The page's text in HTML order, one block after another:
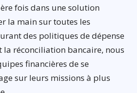
fois dans une solution
la main sur toutes les
des politiques de dépense
réconciliation bancaire, nous
financières de se
sur leurs missions à plus